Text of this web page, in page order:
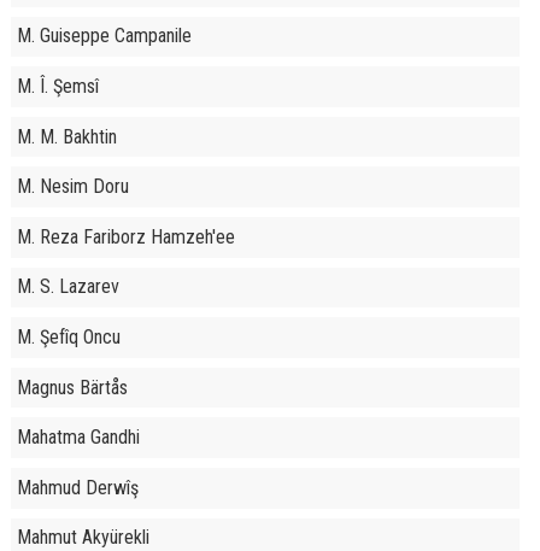
M. Guiseppe Campanile
M. Î. Şemsî
M. M. Bakhtin
M. Nesim Doru
M. Reza Fariborz Hamzeh'ee
M. S. Lazarev
M. Şefîq Oncu
Magnus Bärtås
Mahatma Gandhi
Mahmud Derwîş
Mahmut Akyürekli